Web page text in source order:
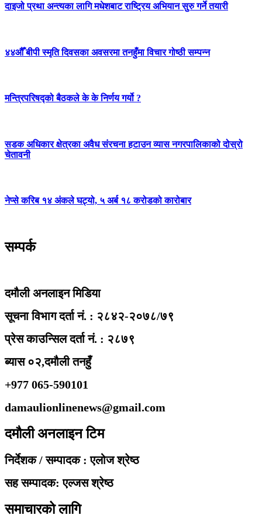
दाइजो प्रथा अन्त्यका लागि मधेशबाट राष्ट्रिय अभियान सुरु गर्ने तयारी
४४औँ बीपी स्मृति दिवसका अवसरमा तनहुँमा विचार गोष्ठी सम्पन्न
मन्त्रिपरिषद्को बैठकले के के निर्णय गर्यो ?
सडक अधिकार क्षेत्रका अवैध संरचना हटाउन व्यास नगरपालिकाको दोस्रो
चेतावनी
नेप्से करिब १४ अंकले घट्यो, ५ अर्ब १८ करोडको कारोबार
सम्पर्क
दमौली अनलाइन मिडिया
सूचना विभाग दर्ता नं. : २८४२-२०७८/७९
प्रेस काउन्सिल दर्ता नं. : २८७९
ब्यास ०२,दमौली तनहुँ
+977 065-590101
damaulionlinenews@gmail.com
दमौली अनलाइन टिम
निर्देशक / सम्पादक : एलोज श्रेष्ठ
सह सम्पादक: एल्जस श्रेष्ठ
समाचारको लागि